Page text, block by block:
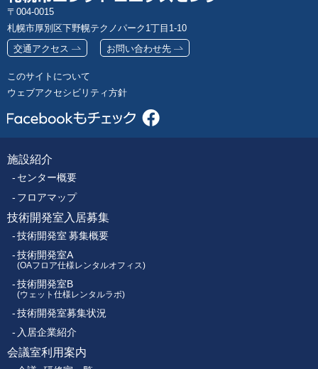
郵
便
番
号
004-0015
札幌市厚別区下野幌テクノパーク1丁目1-10
交通アクセス
お問い合わせ先
このサイトについて
ウェブアクセシビリティ方針
フ
ッ
タ
ー
メ
ニ
ュ
施設紹介
センター概要
フロアマップ
技術開発室入居募集
技術開発室 募集概要
技術開発室A
(OAフロア仕様レンタルオフィス)
技術開発室B
(ウェット仕様レンタルラボ)
技術開発室募集状況
入居企業紹介
会議室利用案内